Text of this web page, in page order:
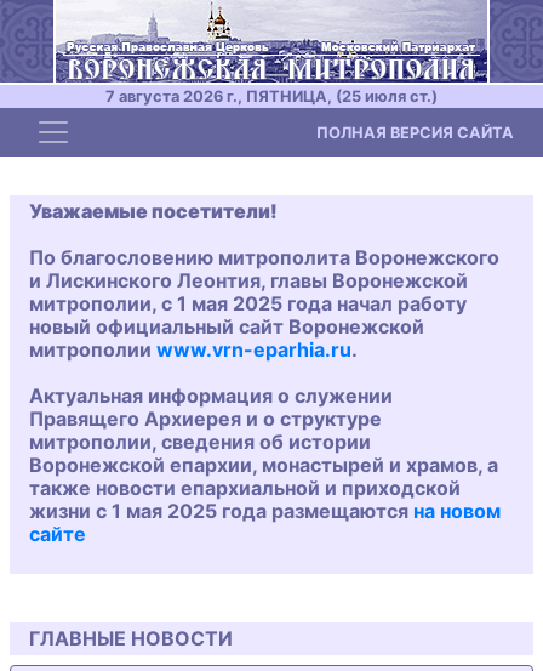
7 августа 2026 г., ПЯТНИЦА, (25 июля ст.)
Toggle navigation ПОЛНАЯ ВЕРСИЯ САЙТА
Уважаемые посетители!
По благословению митрополита Воронежского
и Лискинского Леонтия, главы Воронежской
митрополии, с 1 мая 2025 года начал работу
новый официальный сайт Воронежской
митрополии www.vrn-eparhia.ru.
Актуальная информация о служении
Правящего Архиерея и о структуре
митрополии, сведения об истории
Воронежской епархии, монастырей и храмов, а
также новости епархиальной и приходской
жизни с 1 мая 2025 года размещаются на новом
сайте
ГЛАВНЫЕ НОВОСТИ